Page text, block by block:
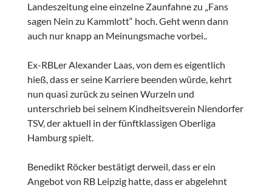
Landeszeitung eine einzelne Zaunfahne zu „Fans
sagen Nein zu Kammlott“ hoch. Geht wenn dann
auch nur knapp an Meinungsmache vorbei..
Ex-RBLer Alexander Laas, von dem es eigentlich
hieß, dass er seine Karriere beenden würde, kehrt
nun quasi zurück zu seinen Wurzeln und
unterschrieb bei seinem Kindheitsverein Niendorfer
TSV, der aktuell in der fünftklassigen Oberliga
Hamburg spielt.
Benedikt Röcker bestätigt derweil, dass er ein
Angebot von RB Leipzig hatte, dass er abgelehnt